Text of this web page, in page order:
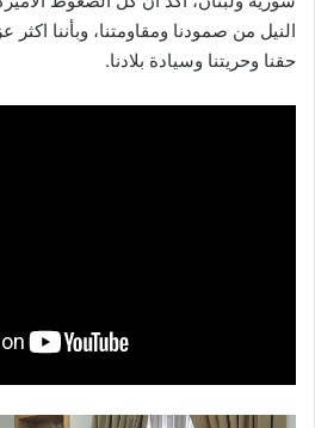
النيل من صمودنا ومقاومتنا، وبأننا
حقنا وحريتنا وسيادة بلادنا.